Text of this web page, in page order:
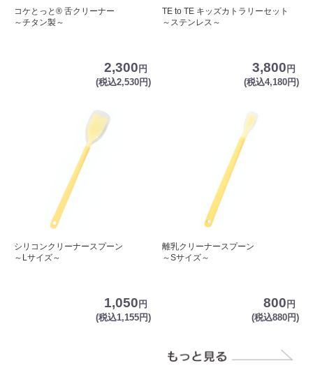
コケとっと® 舌クリーナー
～チタン製～
2,300 円
(税込2,530円)
TE to TE キッズカトラリーセット
～ステンレス～
3,800 円
(税込4,180円)
シリコンクリーナースプーン
～Lサイズ～
1,050 円
(税込1,155円)
離乳クリーナースプーン
～Sサイズ～
800 円
(税込880円)